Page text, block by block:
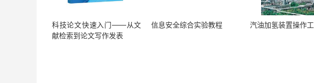
科技论文快速入门——从文
献检索到论文写作发表
信息安全综合实验教程 汽油加氢装置操作工